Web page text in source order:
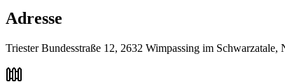
Adresse
Triester Bundesstraße 12, 2632 Wimpassing im Schwarzatale,